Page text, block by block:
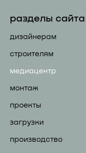
разделы сайта
дизайнерам
строителям
медиацентр
монтаж
проекты
загрузки
производство